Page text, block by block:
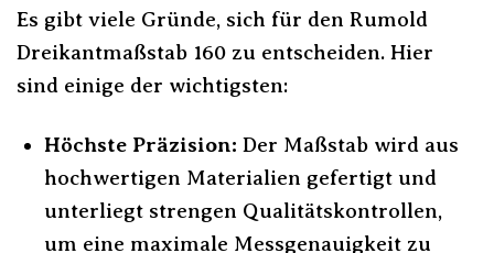
Es gibt viele Gründe, sich für den Rumold
Dreikantmaßstab 160 zu entscheiden. Hier
sind einige der wichtigsten:
Höchste Präzision: Der Maßstab wird aus
hochwertigen Materialien gefertigt und
unterliegt strengen Qualitätskontrollen,
um eine maximale Messgenauigkeit zu